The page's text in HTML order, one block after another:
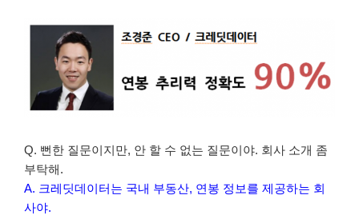
Q. 뻔한 질문이지만, 안 할 수 없는 질문이야. 회사 소개 좀
부탁해.
A. 크레딧데이터는 국내 부동산, 연봉 정보를 제공하는 회
사야.